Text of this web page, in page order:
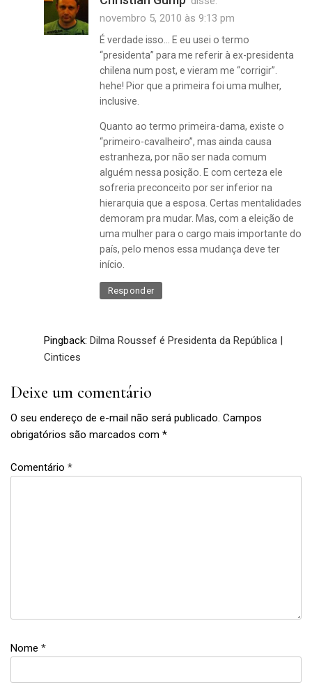
,
presidenta
sexismo
novembro 5, 2010 às 9:13 pm
É verdade isso… E eu usei o termo
“presidenta” para me referir à ex-presidenta
chilena num post, e vieram me “corrigir”.
hehe! Pior que a primeira foi uma mulher,
inclusive.
Quanto ao termo primeira-dama, existe o
“primeiro-cavalheiro”, mas ainda causa
estranheza, por não ser nada comum
alguém nessa posição. E com certeza ele
sofreria preconceito por ser inferior na
hierarquia que a esposa. Certas mentalidades
demoram pra mudar. Mas, com a eleição de
uma mulher para o cargo mais importante do
país, pelo menos essa mudança deve ter
início.
Responder
Pingback: Dilma Roussef é Presidenta da República |
Cintices
Deixe um comentário
O seu endereço de e-mail não será publicado. Campos
obrigatórios são marcados com *
Comentário *
Nome *